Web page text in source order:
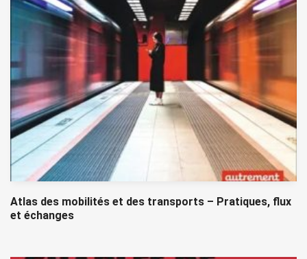
Atlas des mobilités et des transports – Pratiques, flux
et échanges